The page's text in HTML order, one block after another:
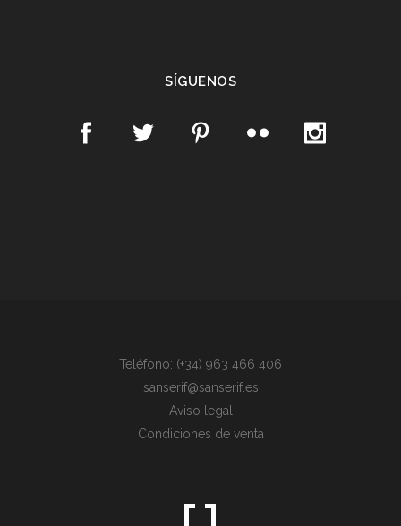
SÍGUENOS
Teléfono: (+34) 963 466 406
sanserif@sanserif.es
Aviso legal
Condiciones de venta